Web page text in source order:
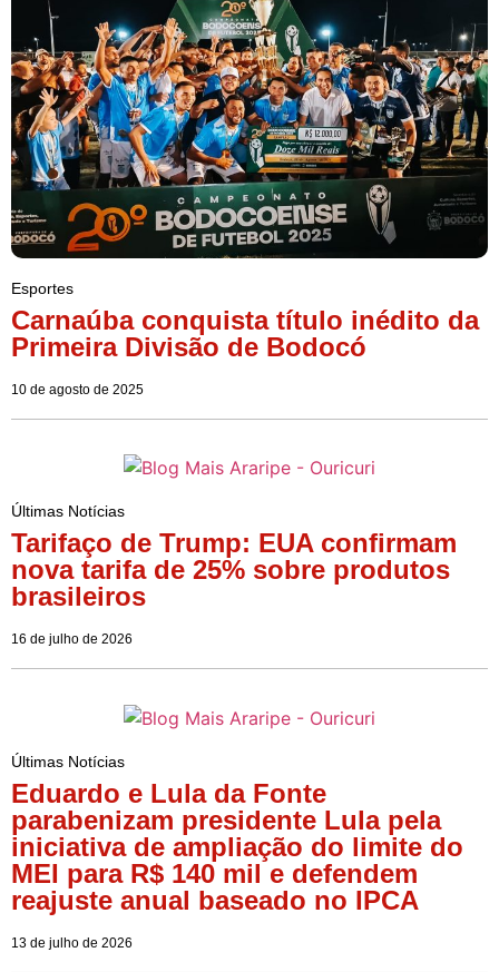
Esportes
Carnaúba conquista título inédito da
Primeira Divisão de Bodocó
10 de agosto de 2025
Últimas Notícias
Tarifaço de Trump: EUA confirmam
nova tarifa de 25% sobre produtos
brasileiros
16 de julho de 2026
Últimas Notícias
Eduardo e Lula da Fonte
parabenizam presidente Lula pela
iniciativa de ampliação do limite do
MEI para R$ 140 mil e defendem
reajuste anual baseado no IPCA
13 de julho de 2026